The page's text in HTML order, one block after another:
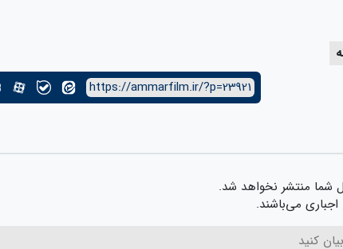
https://ammarfilm.ir/?p=23921
شما منتشر نخواهد شد.
اجباری می‌باشند.